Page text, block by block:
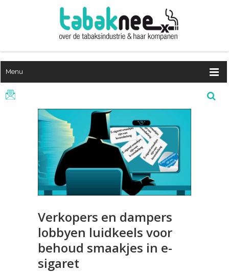
Menu
Verkopers en dampers
lobbyen luidkeels voor
behoud smaakjes in e-
sigaret